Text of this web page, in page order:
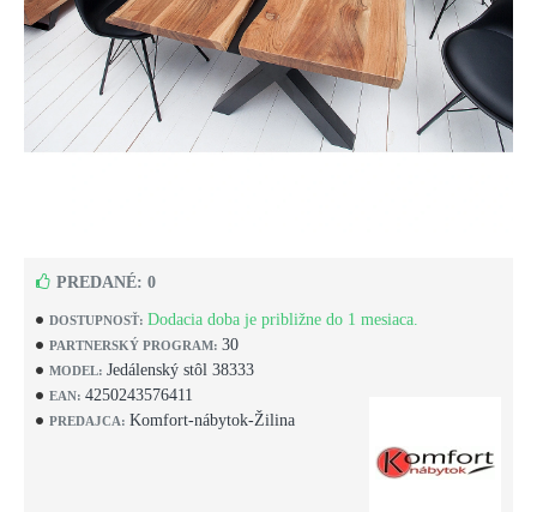
DOSTUPNOSŤ: Dodacia doba je približne do 1 mesiaca.
PARTNERSKÝ PROGRAM: 30
MODEL: Jedálenský stôl 38333
EAN: 4250243576411
PREDAJCA: Komfort-nábytok-Žilina
PREDANÉ: 0